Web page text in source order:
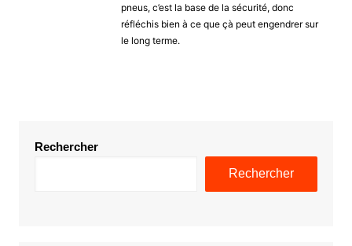
pneus, c’est la base de la sécurité, donc
réfléchis bien à ce que çà peut engendrer sur
le long terme.
Rechercher
Rechercher